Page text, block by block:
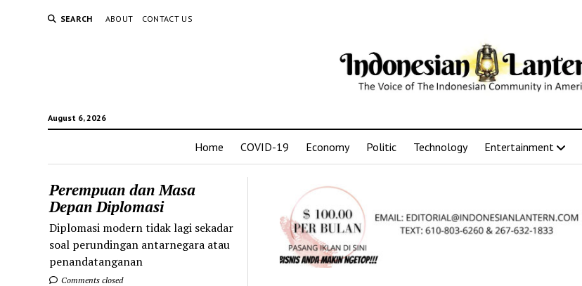
SEARCH ABOUT CONTACT US
August 6, 2026
Home COVID-19 Economy Politic Technology Entertainment
Perempuan dan Masa
Depan Diplomasi
Diplomasi modern tidak lagi sekadar
soal perundingan antarnegara atau
penandatanganan
Comments closed